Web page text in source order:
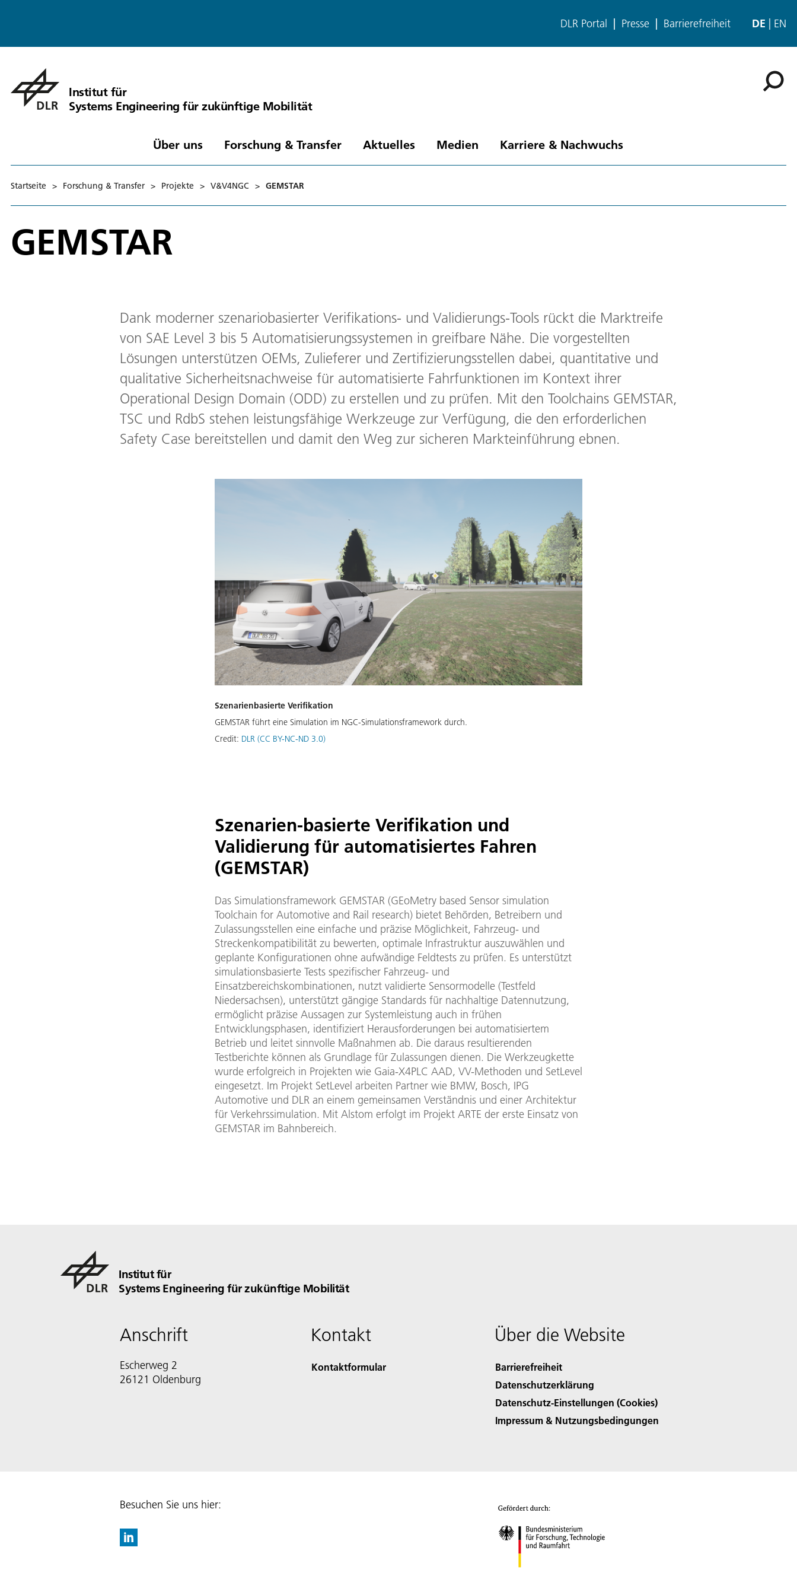
DLR Portal Presse Barrierefreiheit DE EN
Institut für
Systems Engineering für zukünftige Mobilität
Über uns Forschung & Transfer Aktuelles Medien Karriere & Nachwuchs
Startseite > Forschung & Transfer > Projekte > V&V4NGC > GEMSTAR
GEMSTAR
Dank moderner szenariobasierter Verifikations- und Validierungs-Tools rückt die Marktreife
von SAE Level 3 bis 5 Automatisierungssystemen in greifbare Nähe. Die vorgestellten
Lösungen unterstützen OEMs, Zulieferer und Zertifizierungsstellen dabei, quantitative und
qualitative Sicherheitsnachweise für automatisierte Fahrfunktionen im Kontext ihrer
Operational Design Domain (ODD) zu erstellen und zu prüfen. Mit den Toolchains GEMSTAR,
TSC und RdbS stehen leistungsfähige Werkzeuge zur Verfügung, die den erforderlichen
Safety Case bereitstellen und damit den Weg zur sicheren Markteinführung ebnen.
Szenarienbasierte Verifikation
GEMSTAR führt eine Simulation im NGC-Simulationsframework durch.
Credit: DLR (CC BY-NC-ND 3.0)
Szenarien-basierte Verifikation und
Validierung für automatisiertes Fahren
(GEMSTAR)
Das Simulationsframework GEMSTAR (GEoMetry based Sensor simulation
Toolchain for Automotive and Rail research) bietet Behörden, Betreibern und
Zulassungsstellen eine einfache und präzise Möglichkeit, Fahrzeug- und
Streckenkompatibilität zu bewerten, optimale Infrastruktur auszuwählen und
geplante Konfigurationen ohne aufwändige Feldtests zu prüfen. Es unterstützt
simulationsbasierte Tests spezifischer Fahrzeug- und
Einsatzbereichskombinationen, nutzt validierte Sensormodelle (Testfeld
Niedersachsen), unterstützt gängige Standards für nachhaltige Datennutzung,
ermöglicht präzise Aussagen zur Systemleistung auch in frühen
Entwicklungsphasen, identifiziert Herausforderungen bei automatisiertem
Betrieb und leitet sinnvolle Maßnahmen ab. Die daraus resultierenden
Testberichte können als Grundlage für Zulassungen dienen. Die Werkzeugkette
wurde erfolgreich in Projekten wie Gaia-X4PLC AAD, VV-Methoden und SetLevel
eingesetzt. Im Projekt SetLevel arbeiten Partner wie BMW, Bosch, IPG
Automotive und DLR an einem gemeinsamen Verständnis und einer Architektur
für Verkehrssimulation. Mit Alstom erfolgt im Projekt ARTE der erste Einsatz von
GEMSTAR im Bahnbereich.
Institut für
Systems Engineering für zukünftige Mobilität
Anschrift
Escherweg 2
Kontakt
Kontaktformular
Über die Website
Barrierefreiheit
Datenschutzerklärung
Datenschutz-Einstellungen (Cookies)
Impressum & Nutzungsbedingungen
Besuchen Sie uns hier: